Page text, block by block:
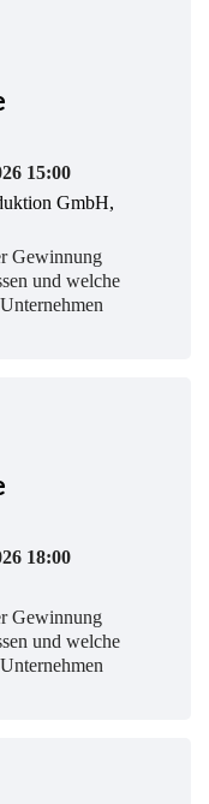
15:00
GmbH,
Gewinnung
und welche
18:00
Gewinnung
und welche